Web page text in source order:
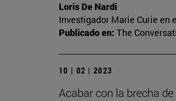
Loris De Nardi
Investigador Marie Curie en
Publicado en: The
10 | 02 | 2023
Acabar con la brecha